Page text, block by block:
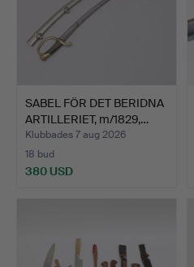
SABEL FÖR DET BERIDNA
ARTILLERIET, m/1829,…
Klubbades 7 aug 2026
18 bud
380 USD